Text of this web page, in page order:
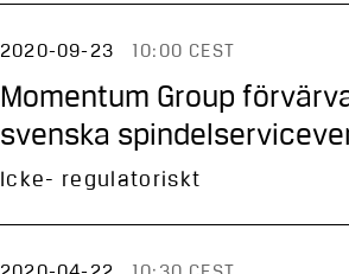
2020-09-23 10:00 CEST
Momentum Group
svenska
Icke- regulatoriskt